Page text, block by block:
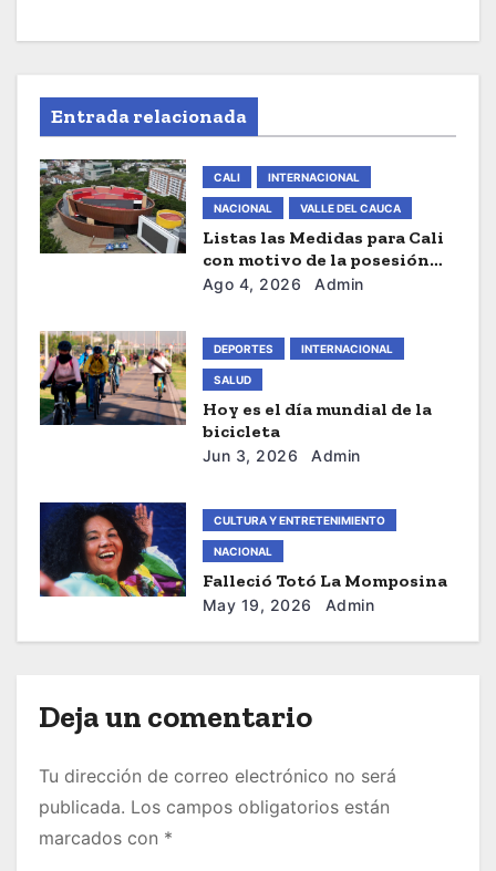
ó
n
d
e
n
t
r
d
a
s
Entrada relacionada
CALI INTERNACIONAL
NACIONAL VALLE DEL CAUCA
Listas las Medidas para Cali
con motivo de la posesión
presidencial de este Viernes
Ago 4, 2026 Admin
DEPORTES INTERNACIONAL
SALUD
Hoy es el día mundial de la
bicicleta
Jun 3, 2026 Admin
CULTURA Y ENTRETENIMIENTO
NACIONAL
Falleció Totó La Momposina
May 19, 2026 Admin
Deja un comentario
Tu dirección de correo electrónico no será
publicada. Los campos obligatorios están
marcados con *